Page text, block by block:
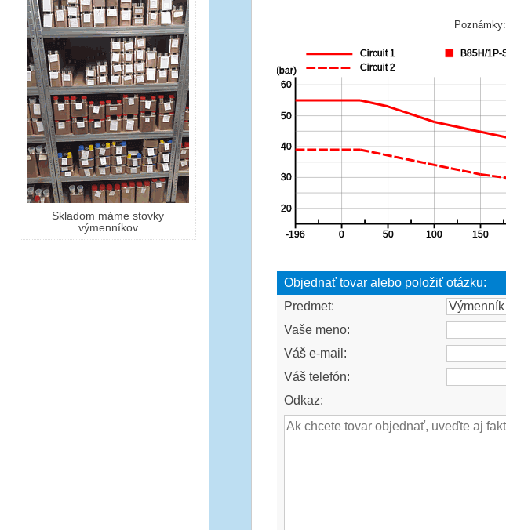
Skladom máme stovky
výmenníkov
Poznámky:
Objednať tovar alebo položiť otázku:
Predmet:
Vaše meno:
Váš e-mail:
Váš telefón:
Odkaz: